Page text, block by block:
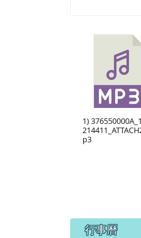
1)
p3
下中區
行事曆